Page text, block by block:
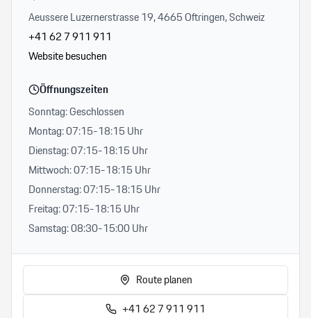
Aeussere Luzernerstrasse 19, 4665 Oftringen, Schweiz
+41 62 7 911 911
Website besuchen
Öffnungszeiten
Sonntag: Geschlossen
Montag: 07:15-18:15 Uhr
Dienstag: 07:15-18:15 Uhr
Mittwoch: 07:15-18:15 Uhr
Donnerstag: 07:15-18:15 Uhr
Freitag: 07:15-18:15 Uhr
Samstag: 08:30-15:00 Uhr
Route planen
+41 62 7 911 911